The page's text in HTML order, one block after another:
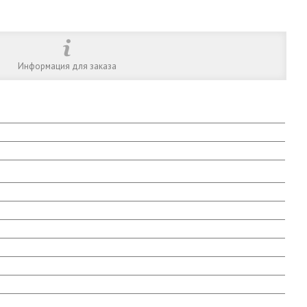
Информация для заказа